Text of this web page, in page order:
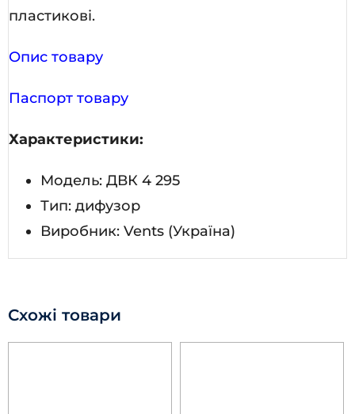
пластикові.
Опис товару
Паспорт товару
Характеристики:
Модель: ДВК 4 295
Тип: дифузор
Виробник: Vents (Україна)
Схожі товари